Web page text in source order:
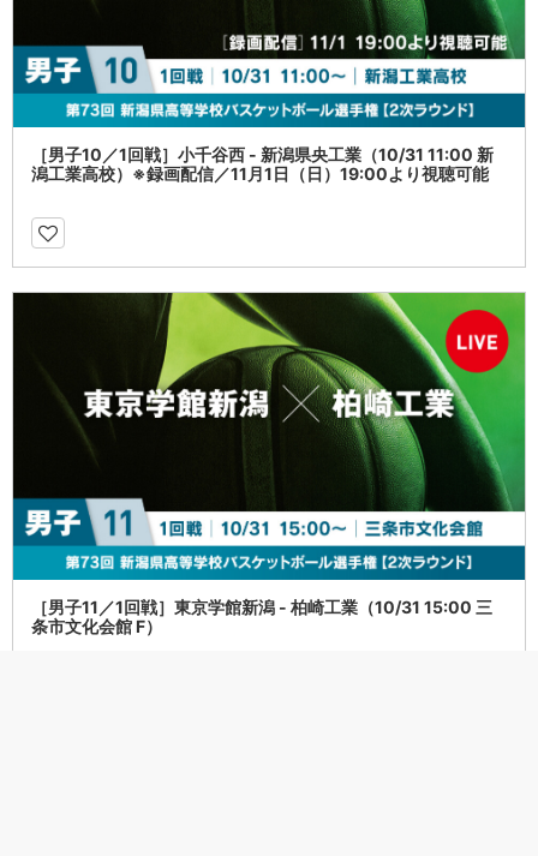
［男子10／1回戦］小千谷西 - 新潟県央工業（10/31 11:00 新
潟工業高校）※録画配信／11月1日（日）19:00より視聴可能
［男子11／1回戦］東京学館新潟 - 柏崎工業（10/31 15:00 三
条市文化会館 F）